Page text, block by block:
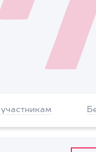
участникам